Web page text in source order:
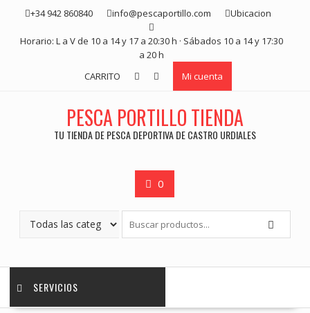
+34 942 860840 info@pescaportillo.com Ubicacion
Horario: L a V de 10 a 14 y 17 a 20:30 h · Sábados 10 a 14 y 17:30
a 20 h
CARRITO
Mi cuenta
PESCA PORTILLO TIENDA
TU TIENDA DE PESCA DEPORTIVA DE CASTRO URDIALES
0
SERVICIOS